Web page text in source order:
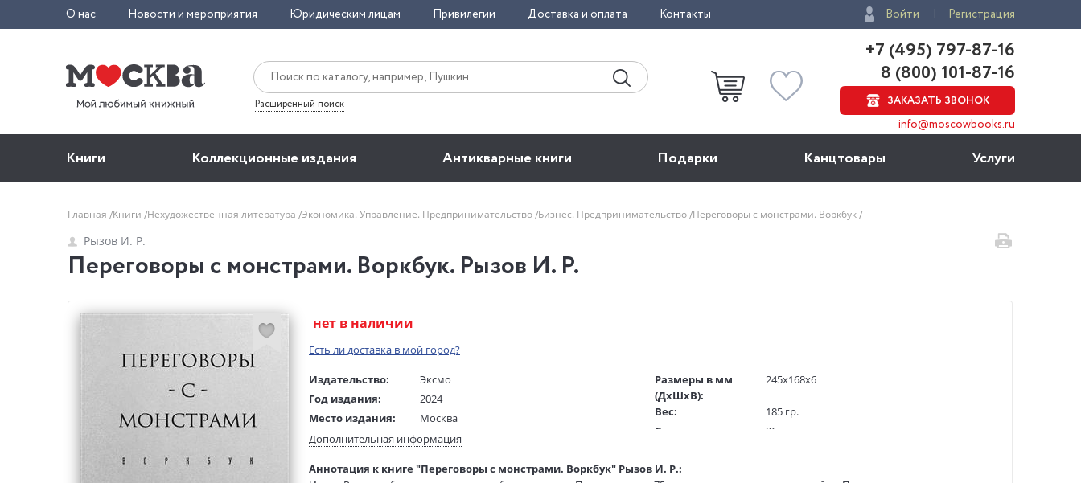
О нас Новости и мероприятия Юридическим лицам Привилегии Доставка и оплата Контакты Войти Регистрация
Расширенный поиск
+7 (495) 797-87-16
8 (800) 101-87-16
ЗАКАЗАТЬ ЗВОНОК
info@moscowbooks.ru
Книги Коллекционные издания Антикварные книги Подарки Канцтовары Услуги
Главная Книги Нехудожественная литература Экономика. Управление. Предпринимательство Бизнес. Предпринимательство Переговоры с монстрами. Воркбук
Рызов И. Р.
Переговоры с монстрами. Воркбук. Рызов И. Р.
нет в наличии
Есть ли доставка в мой город?
Издательство:
Эксмо
Год издания:
2024
Место издания:
Москва
Возраст:
16+
Редактор/
Деркач М.
Размеры в мм
(ДхШхВ):
245x168x6
Вес:
185 гр.
Страниц:
96
Код товара:
Дополнительная информация
Аннотация к книге "Переговоры с монстрами. Воркбук" Рызов И. Р.: